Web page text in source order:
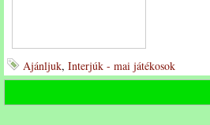
Ajánljuk, Interjúk - mai játékosok